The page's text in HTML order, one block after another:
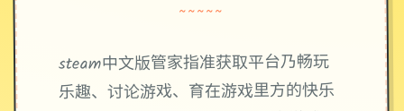
~~~~~
steam中文版管家指准获取平台乃畅玩
乐趣、讨论游戏、育在游戏里方的快乐